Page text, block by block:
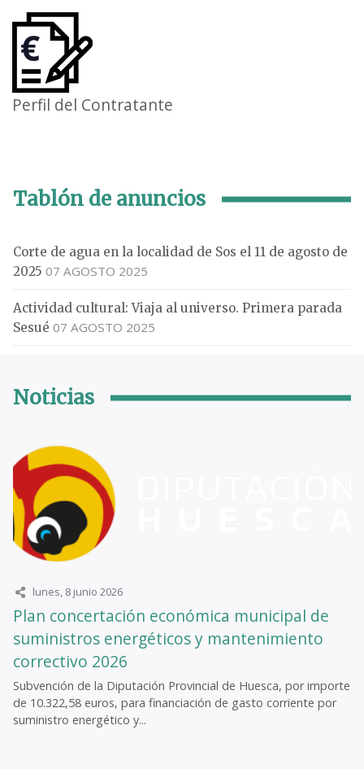
Perfil del Contratante
Tablón de anuncios
Corte de agua en la localidad de Sos el 11 de agosto de
2025 07 AGOSTO 2025
Actividad cultural: Viaja al universo. Primera parada
Sesué 07 AGOSTO 2025
Noticias
lunes, 8 junio 2026
Plan concertación económica municipal de
suministros energéticos y mantenimiento
correctivo 2026
Subvención de la Diputación Provincial de Huesca, por importe
de 10.322,58 euros, para financiación de gasto corriente por
suministro energético y...